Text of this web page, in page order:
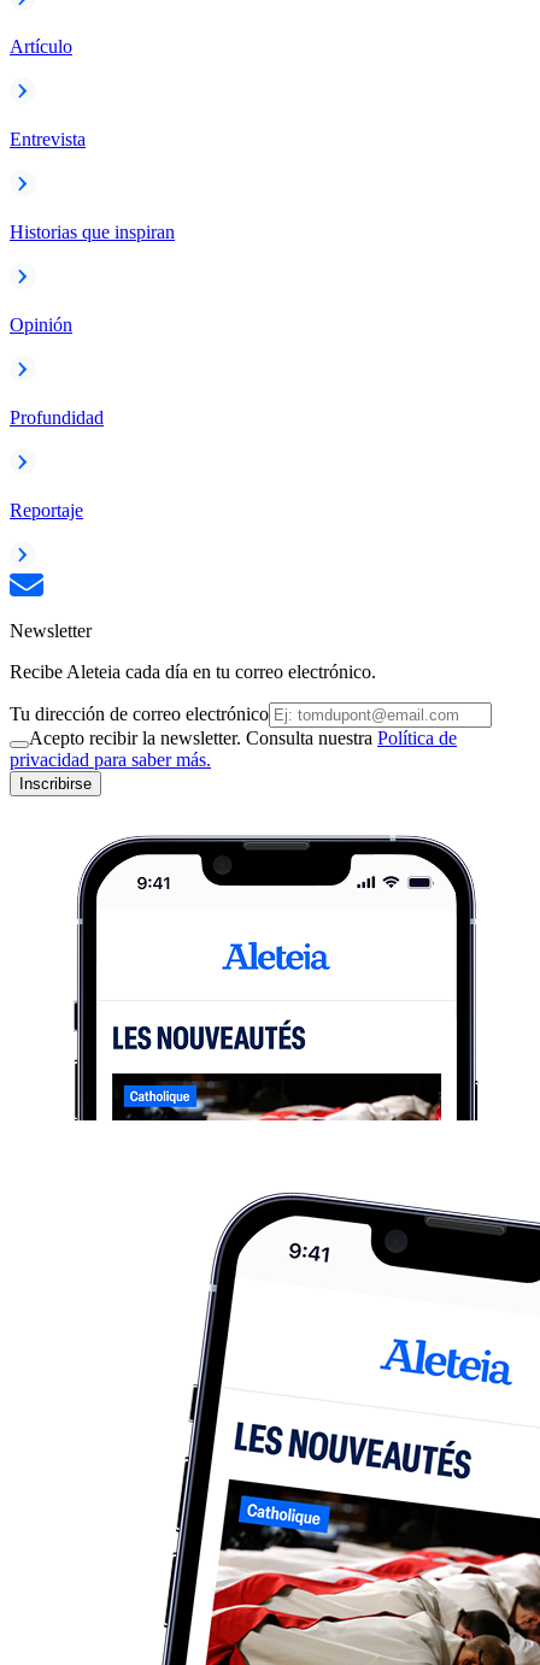
Artículo
Entrevista
Historias que inspiran
Opinión
Profundidad
Reportaje
Newsletter
Recibe Aleteia cada día en tu correo electrónico.
Tu dirección de correo electrónico
Acepto recibir la newsletter. Consulta nuestra Política de
privacidad para saber más.
Inscribirse